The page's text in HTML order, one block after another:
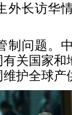
外长访华
制问题。
关国家
护全球产